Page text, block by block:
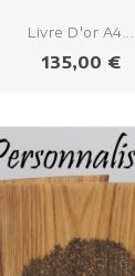
Livre D'or A4...
Prix
135,00 €